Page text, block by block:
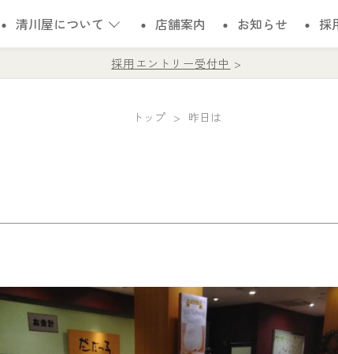
清川屋について 店舗案内 お知らせ 採
採用エントリー受付中
トップ 昨日は